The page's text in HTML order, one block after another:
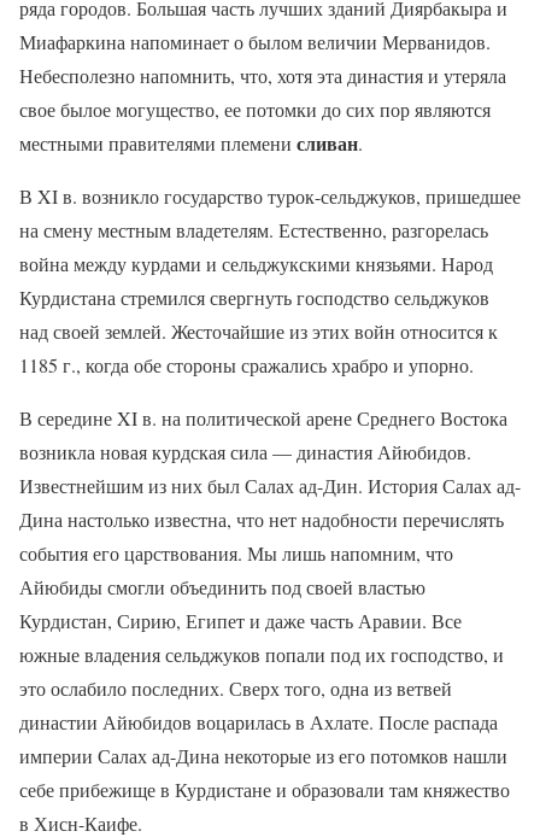
ряда городов. Большая часть лучших зданий Диярбакыра и
Миафаркина напоминает о былом величии Мерванидов.
Небесполезно напомнить, что, хотя эта династия и утеряла
свое былое могущество, ее потомки до сих пор являются
местными правителями племени сливан.
В XIв. возникло государство турок-сельджуков, пришедшее
на смену местным владетелям. Естественно, разгорелась
война между курдами и сельджукскими князьями. Народ
Курдистана стремился свергнуть господство сельджуков
над своей землей. Жесточайшие из этих войн относится к
1185 г., когда обе стороны сражались храбро и упорно.
В серединеXIв. на политической арене Среднего Востока
возникла новая курдская сила — династия Айюбидов.
Известнейшим из них был Салах ад-Дин. История Салах ад-
Дина настолько известна, что нет надобности перечислять
события его царствования. Мы лишь напомним, что
Айюбиды смогли объединить под своей властью
Курдистан, Сирию, Египет и даже часть Аравии. Все
южные владения сельджуков попали под их господство, и
это ослабило последних. Сверх того, одна из ветвей
династии Айюбидов воцарилась в Ахлате. После распада
империи Салах ад-Дина некоторые из его потомков нашли
себе прибежище в Курдистане и образовали там княжество
в Хисн-Каифе.